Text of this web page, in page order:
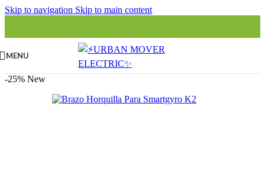
Skip to navigation Skip to main content
MENU
-25% New